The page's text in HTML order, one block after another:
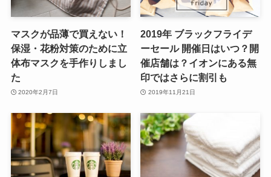
マスクが品薄で買えない！
保湿・花粉対策のために立
体布マスクを手作りしまし
た
2020年2月7日
2019年 ブラックフライデ
ーセール 開催日はいつ？開
催店舗は？イオンにある無
印ではさらに割引も
2019年11月21日